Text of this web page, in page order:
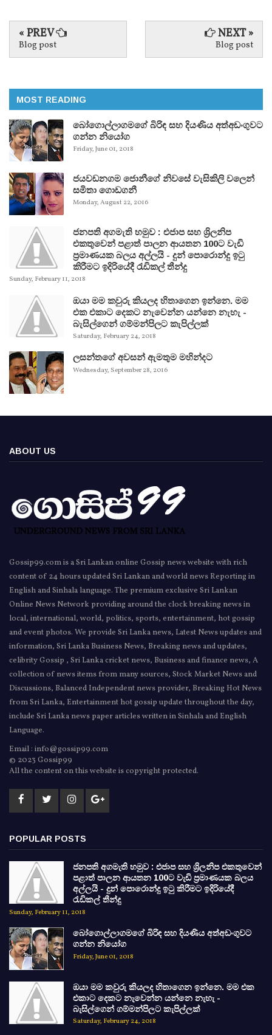
« PREV
Blog post
NEXT »
Blog post
MOST READING
බෝගොල්ලාගමගේ බිරිඳ සහ දියණිය අත්අඩංගුවට
ගන්න නියෝග
Friday, June 01, 2018
ජයවඩනගම ජොනීගේ නිවසේ වැසිකිලි වලෙන්
සමිතා ගොඩගනී
Monday, August 22, 2016
ජනපති අගමැති හමුව : එජාප සහ ශ්‍රිලනිප
එකතුවෙන් පළාත් පාලන ආයතන 100ට වැඩි
ප්‍රමාණයක බලය අල්ලයි - දුන් පොරොන්දු ඉටු
කිරීමට ඉදිරියේදී රැඩිකල් තීන්දු
Sunday, February 11, 2018
ඔයා මම කවුරු කියලද හිතාගෙන ඉන්නෙ. මම
එක එකාට දෙකට නැවෙන්න යන්නෙ නැහැ -
බැසිල්ගෙන් ගම්මන්පිලට කැපිල්ලක්
Saturday, February 24, 2018
ලසන්තගේ අවසන් ඇමතුම මහින්දට
Wednesday, September 28, 2016
ABOUT US
Gossip99.com is a Sri Lankan online Gossip news website with rich
content of 24 hours updated Sri Lankan and world news Reporting in
English and Sinhala language. The premium exclusive Sri Lankan
Online News Network providing around the clock breaking news in
local, international, world, politics, sports, entertainment, hot gossip
and event photos. We provide Sri Lanka news, Latest News updates and
information, Sri Lanka Business News, Breaking news and updates,
celibrity Gossip , Sri Lanka cricket news, Business and finance news, A
collection of news items from many sources, Stock Market News and
Discussions, Balanced Independent news provider, Breaking Hot News
from Sri Lanka, Entertainment hot gossip update throughout the day,
include Sri Lanka news paper articles written in Sinhala and English
Language.
Email : info@gossip99.com
© 2023 Gossip99
All the content on this website is copyright protected.
POPULAR POSTS
ජනපති අගමැති හමුව : එජාප සහ ශ්‍රිලනිප එකතුවෙන්
පළාත් පාලන ආයතන 100ට වැඩි ප්‍රමාණයක බලය
අල්ලයි - දුන් පොරොන්දු ඉටු කිරීමට ඉදිරියේදී
රැඩිකල් තීන්දු
Sunday, February 11, 2018
බෝගොල්ලාගමගේ බිරිඳ සහ දියණිය අත්අඩංගුවට
ගන්න නියෝග
Friday, June 01, 2018
ඔයා මම කවුරු කියලද හිතාගෙන ඉන්නෙ. මම එක
එකාට දෙකට නැවෙන්න යන්නෙ නැහැ -
බැසිල්ගෙන් ගම්මන්පිලට කැපිල්ලක්
Saturday, February 24, 2018